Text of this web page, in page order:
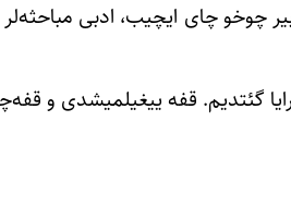
بیر چوخو چای ایچیب، ادبی
گئتدیم. قفه ییغیلمیشدی و